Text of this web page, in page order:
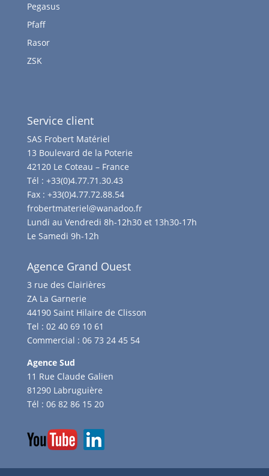
Pegasus
Pfaff
Rasor
ZSK
Service client
SAS Frobert Matériel
13 Boulevard de la Poterie
42120 Le Coteau – France
Tél : +33(0)4.77.71.30.43
Fax : +33(0)4.77.72.88.54
frobertmateriel@wanadoo.fr
Lundi au Vendredi 8h-12h30 et 13h30-17h
Le Samedi 9h-12h
Agence Grand Ouest
3 rue des Clairières
ZA La Garnerie
44190 Saint Hilaire de Clisson
Tel : 02 40 69 10 61
Commercial : 06 73 24 45 54
Agence Sud
11 Rue Claude Galien
81290 Labruguière
Tél : 06 82 86 15 20